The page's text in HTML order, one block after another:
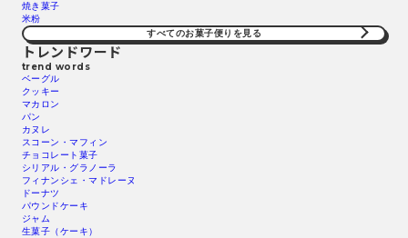
焼き菓子
米粉
すべてのお菓子便りを見る
トレンドワード
trend words
ベーグル
クッキー
マカロン
パン
カヌレ
スコーン・マフィン
チョコレート菓子
シリアル・グラノーラ
フィナンシェ・マドレーヌ
ドーナツ
パウンドケーキ
ジャム
生菓子（ケーキ）